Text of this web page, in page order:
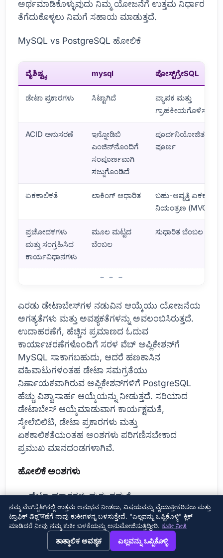
View this page in English? ×
ಅರ್ಥಮಾಡಿಕೊಳ್ಳುವುದು ನಿಮ್ಮ ಯೋಜನೆಗೆ ಉತ್ತಮ ನಿರ್ಧಾರ
ತೆಗೆದುಕೊಳ್ಳಲು ನಿಮಗೆ ಸಹಾಯ ಮಾಡುತ್ತದೆ.
MySQL vs PostgreSQL ಹೋಲಿಕೆ
ವೈಶಿಷ್ಟ್ಯ mysql ಪೋಸ್ಟ್‌ಗ್ರೇSQL
ಡೇಟಾ ಪ್ರಕಾರಗಳು ಸಿಟ್ಟಾಗಿದೆ
ವ್ಯಾಪಕ ಮತ್ತು
ACID ಅನುಸರಣೆ
ಇನ್ನೋಡಿಬಿ
ಎಂಜಿನ್‌ನೊಂದಿಗೆ
ಸಂಪೂರ್ಣವಾಗಿ
ಸಜ್ಜುಗೊಂಡಿದೆ
ಪೂರ್ವನಿಯೋಜಿತವಾಗಿ
ಪೂರ್ಣ
ಏಕಕಾಲಿಕತೆ ಲಾಕಿಂಗ್ ಆಧಾರಿತ
ಬಹು-ಆವೃತ್ತಿ ಏಕಕಾಲಿಕ
ನಿಯಂತ್ರಣ (MVCC)
ಪ್ರಚೋದಕಗಳು
ಮತ್ತು ಸಂಗ್ರಹಿಸಿದ
ಕಾರ್ಯವಿಧಾನಗಳು
ಮೂಲ ಮಟ್ಟದ
ಬೆಂಬಲ
ಸುಧಾರಿತ ಬೆಂಬಲ
ಎರಡು ಡೇಟಾಬೇಸ್‌ಗಳ ನಡುವಿನ ಆಯ್ಕೆಯು ಯೋಜನೆಯ
ಅಗತ್ಯತೆಗಳು ಮತ್ತು ಅವಶ್ಯಕತೆಗಳನ್ನು ಅವಲಂಬಿಸಿರುತ್ತದೆ.
ಉದಾಹರಣೆಗೆ, ಹೆಚ್ಚಿನ ಪ್ರಮಾಣದ ಓದುವ
ಕಾರ್ಯಾಚರಣೆಗಳೊಂದಿಗೆ ಸರಳ ವೆಬ್ ಅಪ್ಲಿಕೇಶನ್‌ಗೆ
MySQL ಸಾಕಾಗಬಹುದು, ಆದರೆ ಹಣಕಾಸಿನ
ವಹಿವಾಟುಗಳಂತಹ ಡೇಟಾ ಸಮಗ್ರತೆಯು
ನಿರ್ಣಾಯಕವಾಗಿರುವ ಅಪ್ಲಿಕೇಶನ್‌ಗಳಿಗೆ PostgreSQL
ಹೆಚ್ಚು ವಿಶ್ವಾಸಾರ್ಹ ಆಯ್ಕೆಯನ್ನು ನೀಡುತ್ತದೆ. ಸರಿಯಾದ
ಡೇಟಾಬೇಸ್ ಆಯ್ಕೆಮಾಡುವಾಗ ಕಾರ್ಯಕ್ಷಮತೆ,
ಸ್ಕೇಲೆಬಿಲಿಟಿ, ಡೇಟಾ ಪ್ರಕಾರಗಳು ಮತ್ತು
ಏಕಕಾಲಿಕತೆಯಂತಹ ಅಂಶಗಳು ಪರಿಗಣಿಸಬೇಕಾದ
ಪ್ರಮುಖ ಮಾನದಂಡಗಳಾಗಿವೆ.
ಹೋಲಿಕೆ ಅಂಶಗಳು
ಡೇಟಾ ಪ್ರಕಾರಗಳು ಮತ್ತು ನಮ್ಯತೆ
ACID ಅನುಸರಣೆ ಮತ್ತು ಡೇಟಾ ವಿಶ್ವಾಸಾರ್ಹತೆ
ಸಮಕಾಲೀನ ನಿರ್ವಹಣೆ
ಕಾರ್ಯಕ್ಷಮತೆ ಮತ್ತು ಸ್ಕೇಲೆಬಿಲಿಟಿ
ನಮ್ಮ ವೆಬ್‌ಸೈಟ್‌ನಲ್ಲಿ ಉತ್ತಮ ಅನುಭವ ನೀಡಲು, ವಿಷಯವನ್ನು ವೈಯುಕ್ತೀಕರಿಸಲು ಮತ್ತು
ಟ್ರಾಫಿಕ್ ವಿಶ್ಲেষಣೆಗೆ ನಾವು ಕುಕೀಗಳನ್ನ ಬಳಸುತ್ತೇವೆ. "ಎಲ್ಲವನ್ನು ಒಪ್ಪಿಕೊಳ್ಳಿ" ಕ್ಲಿಕ್
ಮಾಡಿದರೆ ನೀವು ನಮ್ಮ ಕುಕೀ ಬಳಕೆಯನ್ನು ಅನುಮೋಜಿಸುತ್ತಿದ್ದೀರಿ. ಕುಕೀ ನೀತಿ
ತಾತ್ಕಾಲಿಕ ಅವಶ್ಯಕ ಎಲ್ಲವನ್ನು ಒಪ್ಪಿಕೊಳ್ಳಿ